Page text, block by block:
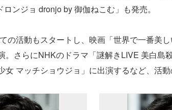
ンジョ dronjo by 御伽ねこむ」も発売。
の活動もスタートし、映画「世界で一番美
。さらにNHKのドラマ「謎解きLIVE 美白島
女 マッチショウジョ」に出演するなど、活動